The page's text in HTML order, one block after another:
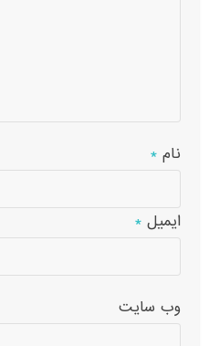
نام*
ایمیل*
وب‌ سایت